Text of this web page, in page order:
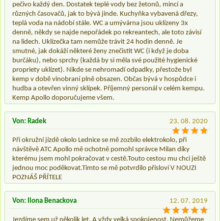
pečivo každý den. Dostatek teplé vody bez žetonů, mincí a
různých časovačů, jak to bývá jinde. Kuchyňka vybavená dřezy,
teplá voda na nádobí stále. WC a umývárna jsou uklízeny 3x
denně, někdy se najde nepořádek po rekreantech, ale toto závisí
na lidech. Uklízečka tam nemůže trávit 24 hodin denně. Je
smutné, jak dokáží některé ženy znečistit WC (i když je doba
burčáku), nebo sprchy (každá by si měla své použité hygienické
propriety uklízet). Nikde se nehromadí odpadky, přestože byl
kemp v době vinobraní plně obsazen. Občas bývá v hospůdce i
hudba a otevřen vinný sklípek. Příjemný personál v celém kempu.
Kemp Apollo doporučujeme všem.
23. 08. 2020
Von: Radek
Při okružní jízdě okolo Lednice se mě zozbilo elektrokolo, při
návštěvě ATC Apollo mě ochotně pomohl správce Milan díky
kterému jsem mohl pokračovat v cestě.Touto cestou mu chci ještě
jednou moc poděkovat.Timto se mě potvrdilo přísloví V NOUZI
POZNÁŠ PŘÍTELE
12. 07. 2019
Von: Ilona Benackova